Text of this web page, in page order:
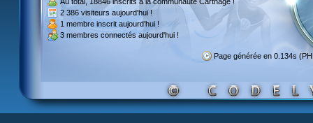
2 386 visiteurs aujourd'hui !
1 membre inscrit aujourd'hui !
3 membres connectés aujourd'hui !
Page générée en 0.134s